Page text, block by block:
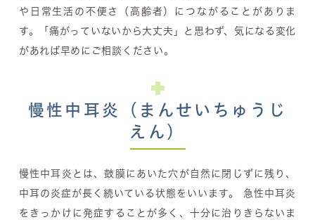
や日常生活の不便さ（高齢者）につながることがありま
す。「痛がっていないから大丈夫」と思わず、気になる変化
があれば早めにご相談ください。
慢性中耳炎（まんせいちゅうじ
えん）
慢性中耳炎とは、鼓膜にあいた穴が自然に閉じずに残り、
中耳の炎症が長く続いている状態をいいます。 急性中耳炎
をきっかけに発症することが多く、十分に治りきらないま